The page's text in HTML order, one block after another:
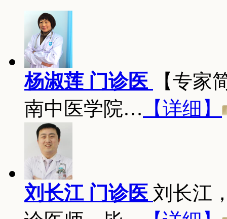
杨淑莲 门诊医
【专家
南中医学院… 【详细】
刘长江 门诊医 刘长江